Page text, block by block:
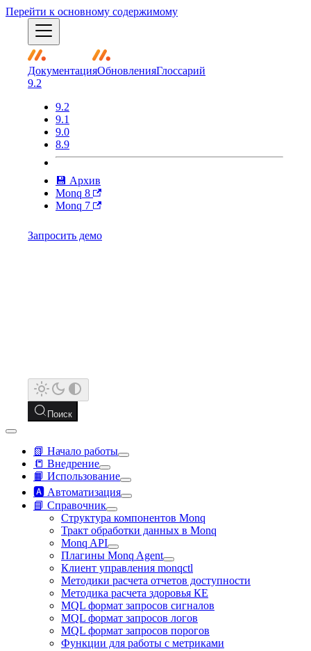
Перейти к основному содержимому
ДокументацияОбновленияГлоссарий
9.2
9.2
9.1
9.0
8.9
💾 Архив
Monq 8
Monq 7
Запросить демо
Поиск
📗 Начало работы
📒 Внедрение
📙 Использование
🅰️ Автоматизация
📘 Справочник
Структура компонентов Monq
Тракт обработки данных в Monq
Monq API
Плагины Monq Agent
Клиент управления monqctl
Методики расчета отчетов доступности
Методика расчета здоровья КЕ
MQL формат запросов сигналов
MQL формат запросов логов
MQL формат запросов порогов
Функции для работы с метриками